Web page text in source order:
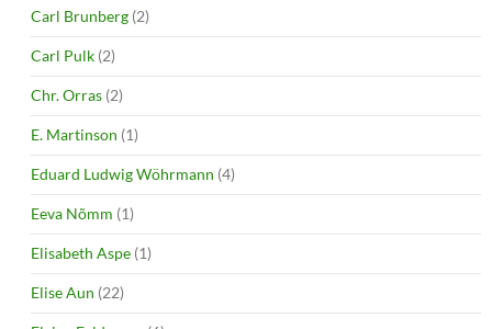
Carl Brunberg (2)
Carl Pulk (2)
Chr. Orras (2)
E. Martinson (1)
Eduard Ludwig Wöhrmann (4)
Eeva Nõmm (1)
Elisabeth Aspe (1)
Elise Aun (22)